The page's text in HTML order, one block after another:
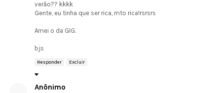
verão?? kkkk
Gente, eu tinha que ser rica, mto rica!rsrsrs
Amei o da GIG.
bjs
Responder Excluir
Anônimo